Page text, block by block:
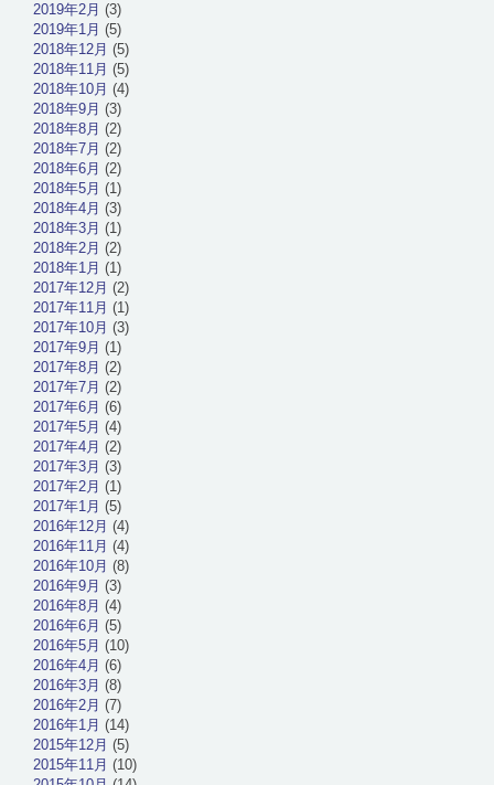
2019年2月 (3)
2019年1月 (5)
2018年12月 (5)
2018年11月 (5)
2018年10月 (4)
2018年9月 (3)
2018年8月 (2)
2018年7月 (2)
2018年6月 (2)
2018年5月 (1)
2018年4月 (3)
2018年3月 (1)
2018年2月 (2)
2018年1月 (1)
2017年12月 (2)
2017年11月 (1)
2017年10月 (3)
2017年9月 (1)
2017年8月 (2)
2017年7月 (2)
2017年6月 (6)
2017年5月 (4)
2017年4月 (2)
2017年3月 (3)
2017年2月 (1)
2017年1月 (5)
2016年12月 (4)
2016年11月 (4)
2016年10月 (8)
2016年9月 (3)
2016年8月 (4)
2016年6月 (5)
2016年5月 (10)
2016年4月 (6)
2016年3月 (8)
2016年2月 (7)
2016年1月 (14)
2015年12月 (5)
2015年11月 (10)